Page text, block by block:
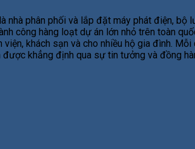
nhà phân phối và lắp đặt máy phát điện,
công hàng loạt dự án lớn nhỏ trên toàn
khách sạn và cho nhiều hộ gia đình.
khẳng định qua sự tin tưởng và đồng